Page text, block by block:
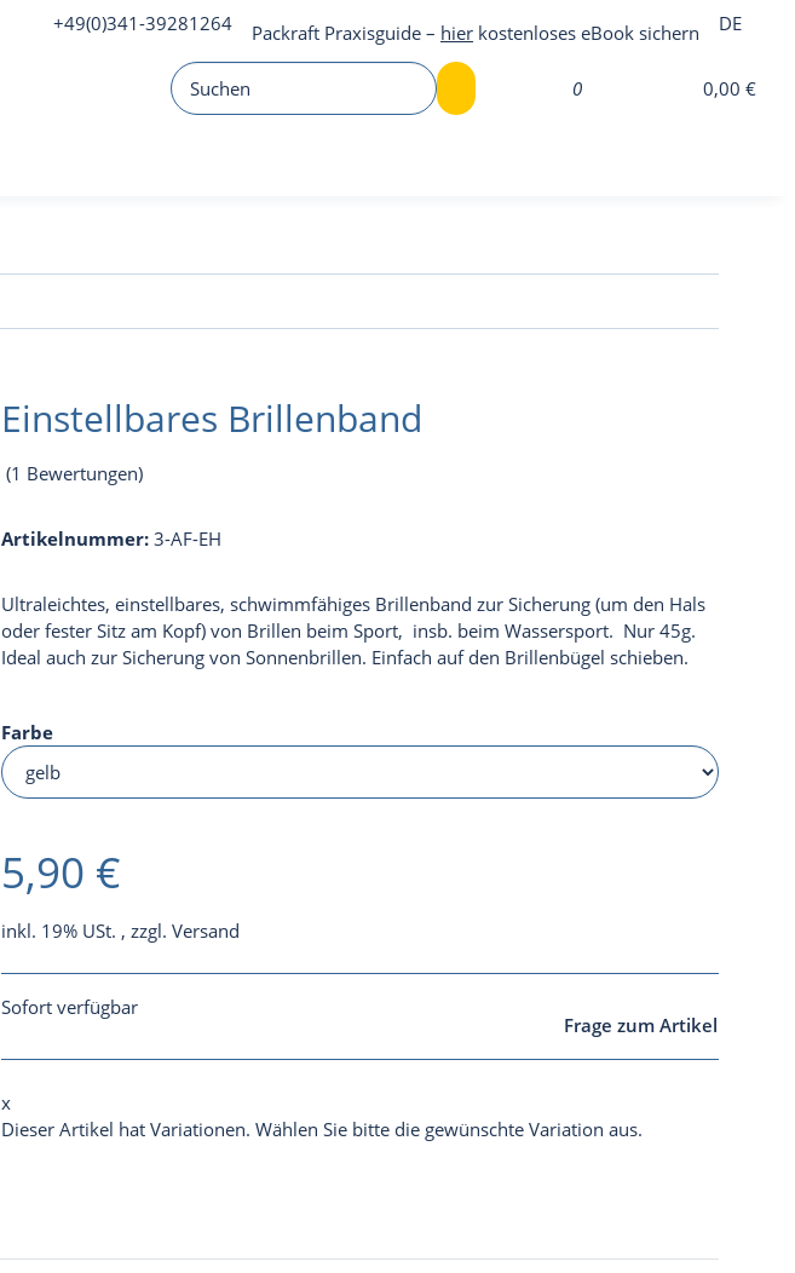
DE
Packraft Praxisguide – hier kostenloses eBook sichern
+49(0)341-39281264
0 0,00 €
Einstellbares Brillenband
(1 Bewertungen)
Artikelnummer: 3-AF-EH
Ultraleichtes, einstellbares, schwimmfähiges Brillenband zur Sicherung (um den Hals
oder fester Sitz am Kopf) von Brillen beim Sport, insb. beim Wassersport. Nur 45g.
Ideal auch zur Sicherung von Sonnenbrillen. Einfach auf den Brillenbügel schieben.
Farbe
5,90 €
inkl. 19% USt. , zzgl. Versand
Sofort verfügbar
Frage zum Artikel
x
Dieser Artikel hat Variationen. Wählen Sie bitte die gewünschte Variation aus.